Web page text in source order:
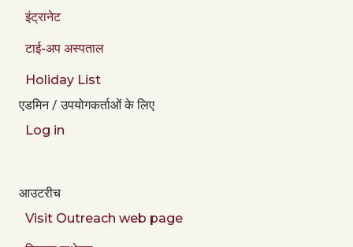
इंट्रानेट
टाई-अप अस्पताल
Holiday List
एडमिन / उपयोगकर्ताओं के लिए
Log in
आउटरीच
Visit Outreach web page